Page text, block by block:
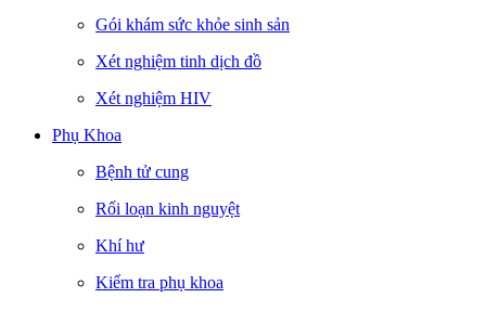
Gói khám sức khỏe sinh sản
Xét nghiệm tinh dịch đồ
Xét nghiệm HIV
Phụ Khoa
Bệnh tử cung
Rối loạn kinh nguyệt
Khí hư
Kiểm tra phụ khoa